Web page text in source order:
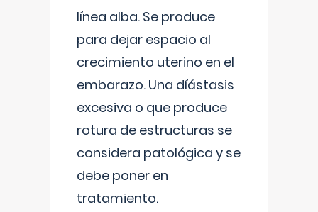
línea alba. Se produce
para dejar espacio al
crecimiento uterino en el
embarazo. Una díástasis
excesiva o que produce
rotura de estructuras se
considera patológica y se
debe poner en
tratamiento.